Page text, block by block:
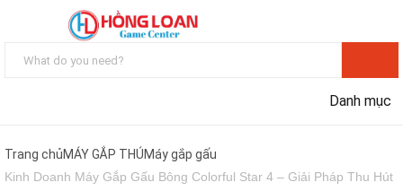
Danh mục
Trang chủMÁY GẮP THÚMáy gắp gấu
Kinh Doanh Máy Gắp Gấu Bông Colorful Star 4 – Giải Pháp Thu Hút